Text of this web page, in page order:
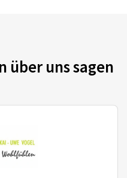
über uns sagen